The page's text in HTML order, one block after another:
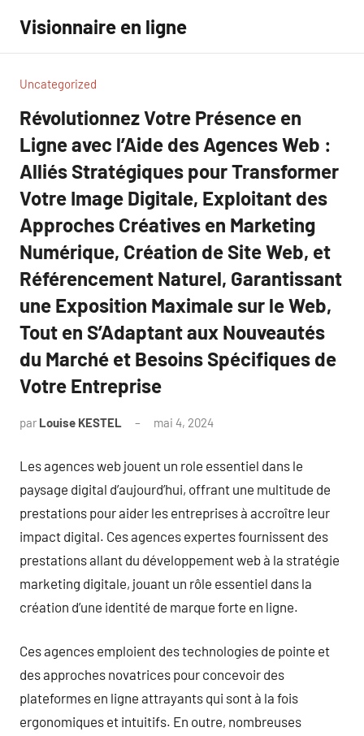
contenu
Visionnaire en ligne
Uncategorized
Révolutionnez Votre Présence en
Ligne avec l’Aide des Agences Web :
Alliés Stratégiques pour Transformer
Votre Image Digitale, Exploitant des
Approches Créatives en Marketing
Numérique, Création de Site Web, et
Référencement Naturel, Garantissant
une Exposition Maximale sur le Web,
Tout en S’Adaptant aux Nouveautés
du Marché et Besoins Spécifiques de
Votre Entreprise
par Louise KESTEL mai 4, 2024
Les agences web jouent un role essentiel dans le
paysage digital d’aujourd’hui, offrant une multitude de
prestations pour aider les entreprises à accroître leur
impact digital. Ces agences expertes fournissent des
prestations allant du développement web à la stratégie
marketing digitale, jouant un rôle essentiel dans la
création d’une identité de marque forte en ligne.
Ces agences emploient des technologies de pointe et
des approches novatrices pour concevoir des
plateformes en ligne attrayants qui sont à la fois
ergonomiques et intuitifs. En outre, nombreuses